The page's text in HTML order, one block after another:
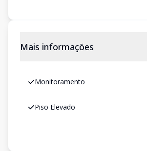
Mais informações
Monitoramento
Piso Elevado